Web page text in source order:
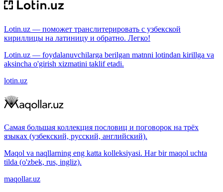
Lotin.uz — поможет транслитерировать с узбекской
кириллицы на латиницу и обратно. Легко!
Lotin.uz — foydalanuvchilarga berilgan matnni lotindan kirillga va
aksincha o'girish xizmatini taklif etadi.
lotin.uz
Самая большая коллекция пословиц и поговорок на трёх
языках (узбекский, русский, английский).
Maqol va naqllarning eng katta kolleksiyasi. Har bir maqol uchta
tilda (o'zbek, rus, ingliz).
maqollar.uz